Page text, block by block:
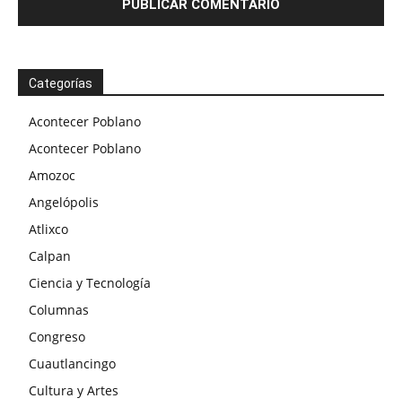
Categorías
Acontecer Poblano
Acontecer Poblano
Amozoc
Angelópolis
Atlixco
Calpan
Ciencia y Tecnología
Columnas
Congreso
Cuautlancingo
Cultura y Artes